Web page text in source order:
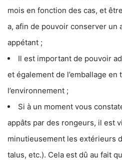
mois en fonction des cas, et
a, afin de pouvoir conserver un
appétant ;
Il est important de pouvoir
et également de l’emballage en
l’environnement ;
Si à un moment vous
appâts par des rongeurs, il est
minutieusement les extérieurs
talus, etc.). Cela est dû au fait